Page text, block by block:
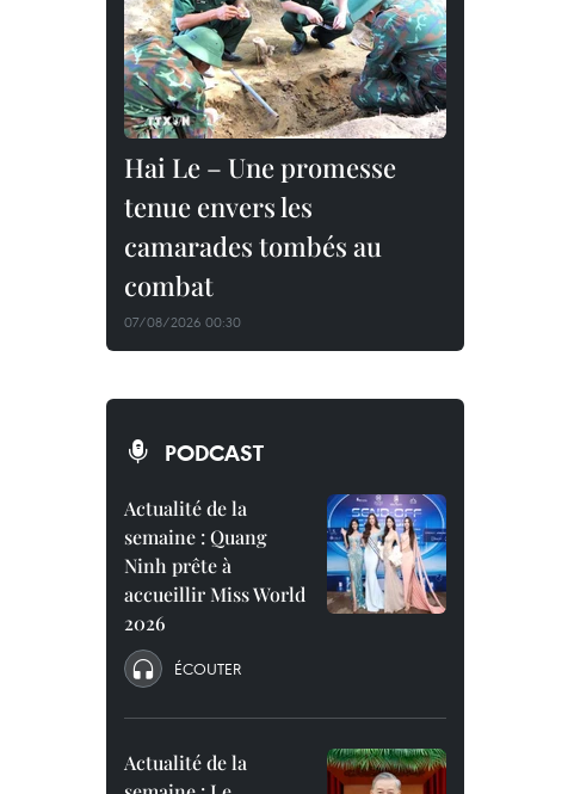
Hai Le – Une promesse
tenue envers les
camarades tombés au
combat
07/08/2026 00:30
PODCAST
Actualité de la
semaine : Quang
Ninh prête à
accueillir Miss World
2026
ÉCOUTER
Actualité de la